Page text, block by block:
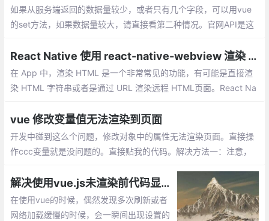
况的场景以及解决办法。
如果从服务端返回的数据量较少，或者只有几个字段，可以用vue
的set方法，如果数据量较大，请直接看第二种情况。官网API是这
React Native 使用 react-native-webview 渲染 HTML
在 App 中，渲染 HTML 是一个非常常见的功能，有可能是直接渲
染 HTML 字符串或者是通过 URL 渲染远程 HTML页面。React Na
vue 修改变量值无法渲染到页面
开发中碰到这么个问题，修改对象中的属性无法渲染页面。直接操
作ccc变量就是没问题的。直接贴我的代码。解决方法一：注意，
解决使用vue.js未渲染前代码显示问题
在使用vue的时候，偶然发现多次刷新或者
网络加载缓慢的时候，会一瞬间出现设置的